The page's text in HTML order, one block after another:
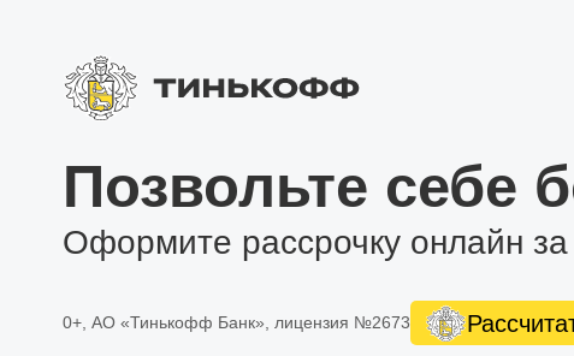
Позвольте себе
Оформите рассрочку онлайн
0+, АО «Тинькофф Банк», лицензия №2673